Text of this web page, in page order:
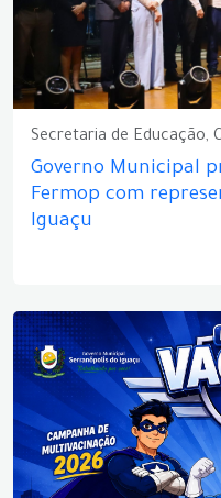
Secretaria de Educação,
Governo Municipal
Fermop com
Iguaçu